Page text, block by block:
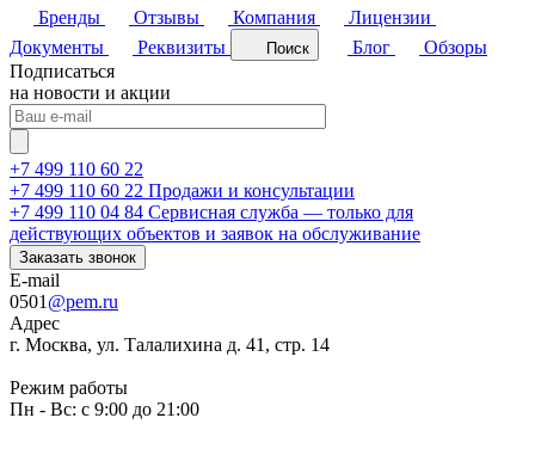
Бренды
Отзывы Компания
Лицензии
Документы
Реквизиты Поиск Блог
Обзоры
Подписаться
на новости и акции
+7 499 110 60 22
+7 499 110 60 22 Продажи и консультации
+7 499 110 04 84 Сервисная служба — только для
действующих объектов и заявок на обслуживание
Заказать звонок
E-mail
0501 @pem.ru
Адрес
г. Москва, ул. Талалихина д. 41, стр. 14
Режим работы
Пн - Вс: с 9:00 до 21:00